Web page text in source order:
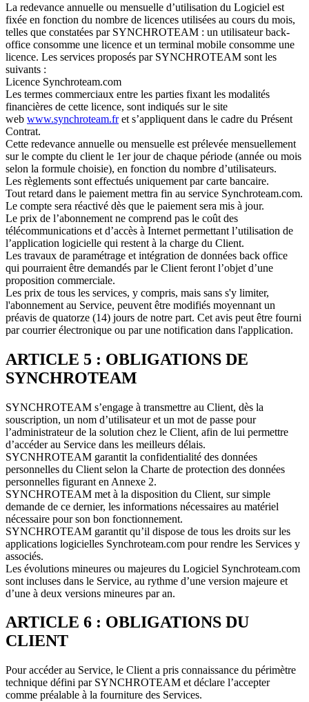
La redevance annuelle ou mensuelle d’utilisation du Logiciel est
fixée en fonction du nombre de licences utilisées au cours du mois,
telles que constatées par SYNCHROTEAM : un utilisateur back-
office consomme une licence et un terminal mobile consomme une
licence. Les services proposés par SYNCHROTEAM sont les
suivants :
Licence Synchroteam.com
Les termes commerciaux entre les parties fixant les modalités
financières de cette licence, sont indiqués sur le site
web www.synchroteam.fret s’appliquent dans le cadre du Présent
Contrat.
Cette redevance annuelle ou mensuelle est prélevée mensuellement
sur le compte du client le 1er jour de chaque période (année ou mois
selon la formule choisie), en fonction du nombre d’utilisateurs.
Les règlements sont effectués uniquement par carte bancaire.
Tout retard dans le paiement mettra fin au service Synchroteam.com.
Le compte sera réactivé dès que le paiement sera mis à jour.
Le prix de l’abonnement ne comprend pas le coût des
télécommunications et d’accès à Internet permettant l’utilisation de
l’application logicielle qui restent à la charge du Client.
Les travaux de paramétrage et intégration de données back office
qui pourraient être demandés par le Client feront l’objet d’une
proposition commerciale.
Les prix de tous les services, y compris, mais sans s'y limiter,
l'abonnement au Service, peuvent être modifiés moyennant un
préavis de quatorze (14) jours de notre part. Cet avis peut être fourni
par courrier électronique ou par une notification dans l'application.
ARTICLE 5 : OBLIGATIONS DE
SYNCHROTEAM
SYNCHROTEAM s’engage à transmettre au Client, dès la
souscription, un nom d’utilisateur et un mot de passe pour
l’administrateur de la solution chez le Client, afin de lui permettre
d’accéder au Service dans les meilleurs délais.
SYCNHROTEAM garantit la confidentialité des données
personnelles du Client selon la Charte de protection des données
personnelles figurant en Annexe 2.
SYNCHROTEAM met à la disposition du Client, sur simple
demande de ce dernier, les informations nécessaires au matériel
nécessaire pour son bon fonctionnement.
SYNCHROTEAM garantit qu’il dispose de tous les droits sur les
applications logicielles Synchroteam.com pour rendre les Services y
associés.
Les évolutions mineures ou majeures du Logiciel Synchroteam.com
sont incluses dans le Service, au rythme d’une version majeure et
d’une à deux versions mineures par an.
ARTICLE 6 : OBLIGATIONS DU
CLIENT
Pour accéder au Service, le Client a pris connaissance du périmètre
technique défini par SYNCHROTEAM et déclare l’accepter
comme préalable à la fourniture des Services.